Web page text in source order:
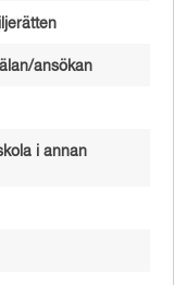
ansökan
i annan